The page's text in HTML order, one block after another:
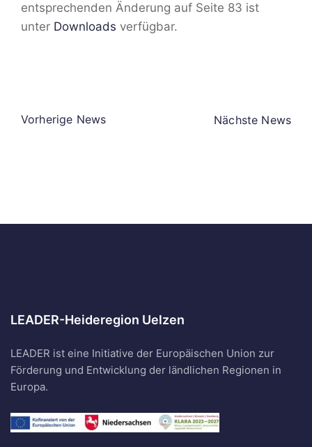
entsprechenden Änderung auf Seite 83 ist
unter Downloads verfügbar.
Vorherige News Nächste News
LEADER-Heideregion Uelzen
LEADER ist eine Initiative der Europäischen Union zur
Förderung und Entwicklung der ländlichen Regionen in
Europa.